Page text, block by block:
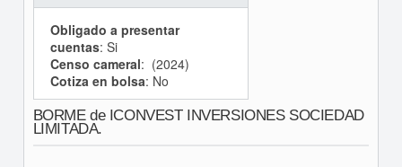
Obligado a presentar
cuentas: Si
Censo cameral: (2024)
Cotiza en bolsa: No
BORME de ICONVEST INVERSIONES SOCIEDAD
LIMITADA.